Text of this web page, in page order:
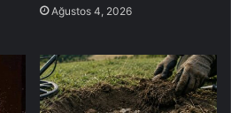
Ağustos 4, 2026